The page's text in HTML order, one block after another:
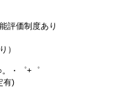
評価制度あり
）
。・゜+゜
有)